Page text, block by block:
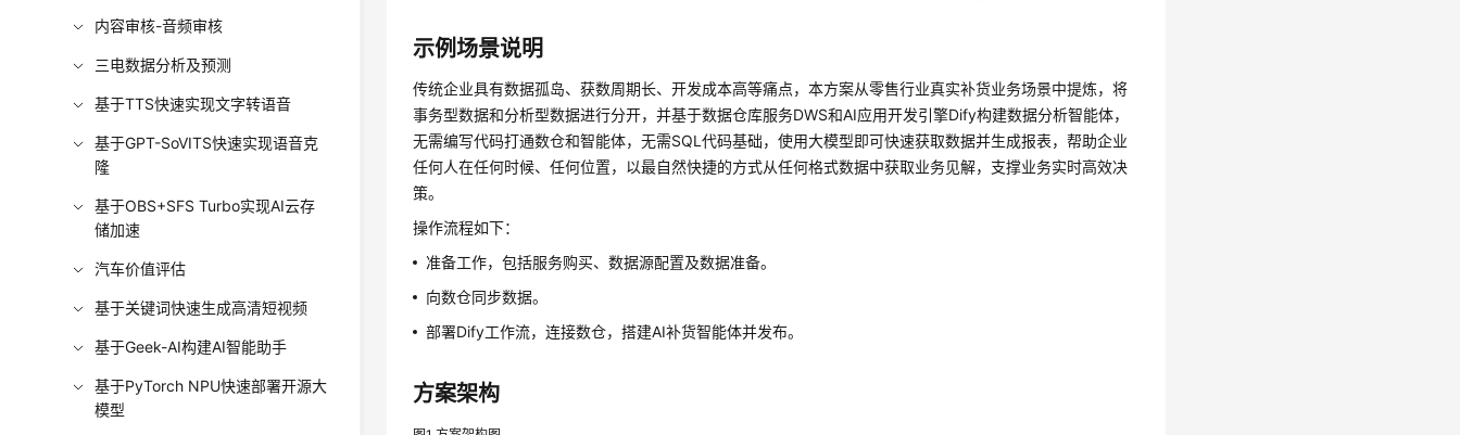
内容审核-音频审核
三电数据分析及预测
基于TTS快速实现文字转语音
基于GPT-SoVITS快速实现语音克
隆
基于OBS+SFS Turbo实现AI云存
储加速
汽车价值评估
基于关键词快速生成高清短视频
基于Geek-AI构建AI智能助手
基于PyTorch NPU快速部署开源大
模型
示例场景说明
传统企业具有数据孤岛、获数周期长、开发成本高等痛点，本方案从零售行业真实补货业务场景中提炼，将
事务型数据和分析型数据进行分开，并基于数据仓库服务DWS和AI应用开发引擎Dify构建数据分析智能体，
无需编写代码打通数仓和智能体，无需SQL代码基础，使用大模型即可快速获取数据并生成报表，帮助企业
任何人在任何时候、任何位置，以最自然快捷的方式从任何格式数据中获取业务见解，支撑业务实时高效决
策。
操作流程如下：
准备工作，包括服务购买、数据源配置及数据准备。
向数仓同步数据。
部署Dify工作流，连接数仓，搭建AI补货智能体并发布。
方案架构